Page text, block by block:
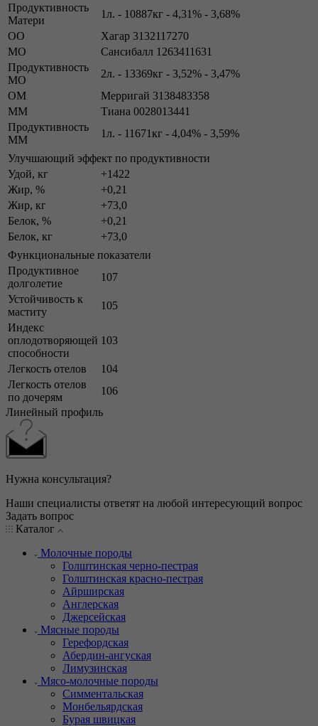
Продуктивность
Матери
1л. - 10887кг - 4,31% - 3,68%
ОО
Хагар 3132117270
МО
Сансибалл 1263411631
Продуктивность
МО
2л. - 13369кг - 3,52% - 3,47%
ОМ
Мерригай 3138483358
ММ
Тиана 0028013441
Продуктивность
ММ
1л. - 11671кг - 4,04% - 3,59%
Улучшающий эффект по продуктивности
Удой, кг
+1422
Жир, %
+0,21
Жир, кг
+73,0
Белок, %
+0,21
Белок, кг
+73,0
Функциональные показатели
Продуктивное
долголетие
107
Устойчивость к
маститу
105
Индекс
оплодотворяющей
способности
103
Легкость отелов
104
Легкость отелов
по дочерям
106
Линейный профиль
Нужна консультация?
Наши специалисты ответят на любой интересующий вопрос
Задать вопрос
Каталог
Молочные породы
Голштинская черно-пестрая
Голштинская красно-пестрая
Айрширская
Англерская
Джерсейская
Мясные породы
Герефордская
Абердин-ангуская
Лимузинская
Мясо-молочные породы
Симментальская
Монбельярдская
Бурая швицкая